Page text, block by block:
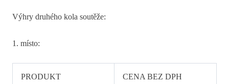
Výhry druhého kola soutěže:
1. místo:
PRODUKT CENA BEZ DPH